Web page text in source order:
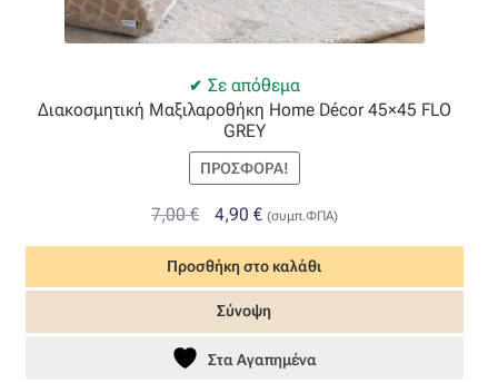
Σε απόθεμα
Διακοσμητική Μαξιλαροθήκη Home Décor 45×45 FLO
GREY
ΠΡΟΣΦΟΡΆ!
7,00€
Original
was:
7,00 €.
4,90 €Η
τιμή
είναι:
4,90 €.
(συμπ.ΦΠΑ)
Προσθήκη στο καλάθι
Σύνοψη
Στα Αγαπημένα